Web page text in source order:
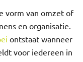
vorm van omzet of
en organisatie.
ontstaat wanneer
voor iedereen in